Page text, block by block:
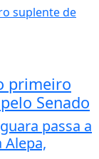
primeiro
Senado
passa a